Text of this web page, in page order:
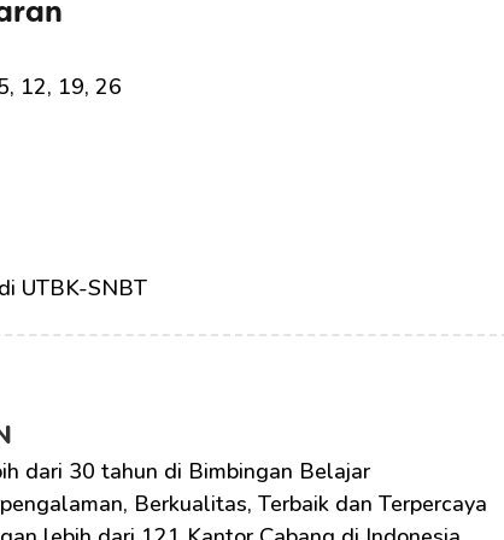
12, 19, 26
UTBK-SNBT
dari 30 tahun di Bimbingan Belajar
Berkualitas, Terbaik dan Terpercaya